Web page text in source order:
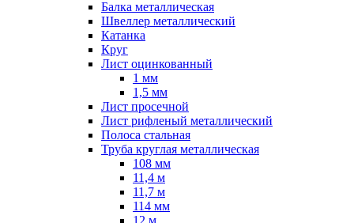
Балка металлическая
Швеллер металлический
Катанка
Круг
Лист оцинкованный
1 мм
1,5 мм
Лист просечной
Лист рифленый металлический
Полоса стальная
Труба круглая металлическая
108 мм
11,4 м
11,7 м
114 мм
12 м